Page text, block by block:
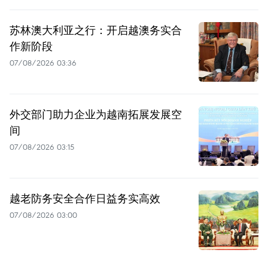
苏林澳大利亚之行：开启越澳务实合
作新阶段
07/08/2026 03:36
外交部门助力企业为越南拓展发展空
间
07/08/2026 03:15
越老防务安全合作日益务实高效
07/08/2026 03:00